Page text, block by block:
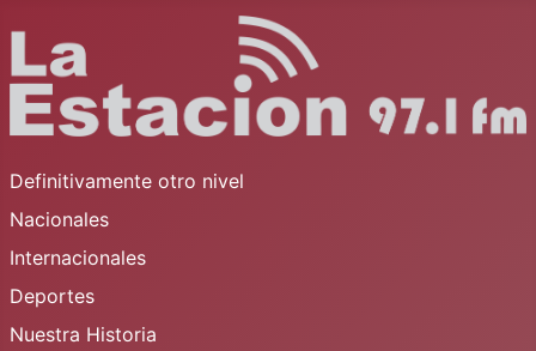
Definitivamente otro nivel
Nacionales
Internacionales
Deportes
Nuestra Historia